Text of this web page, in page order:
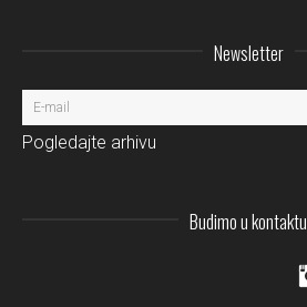
Newsletter
Pogledajte arhivu
Budimo u kontaktu